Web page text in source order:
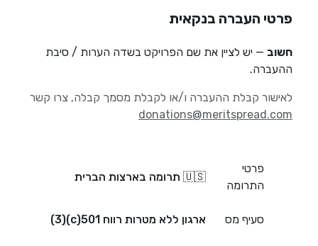
פרטי העברה בנקאית
חשוב — יש לציין את שם הפרויקט בשדה הערות / סיבת
ההעברה.
לאישור קבלת ההעברה ו/או לקבלת מסמך קבלה, צרו קשר
donations@meritspread.com
פרטי
התרומה
🇺🇸 תרומה בארצות הברית
סעיף מס ארגון ללא מטרות רווח 501(c)(3)